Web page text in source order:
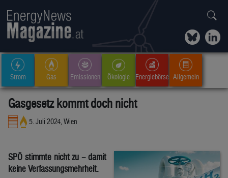
Strom Gas Emissionen Ökologie Energiebörse Allgemein
Gasgesetz kommt doch nicht
5. Juli 2024, Wien
SPÖ stimmte nicht zu – damit
keine Verfassungsmehrheit.